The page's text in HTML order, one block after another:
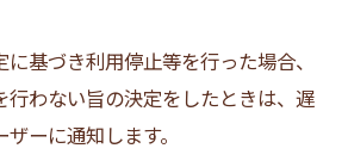
基づき利用停止等を行った場合、
行わない旨の決定をしたときは、遅
ーに通知します。